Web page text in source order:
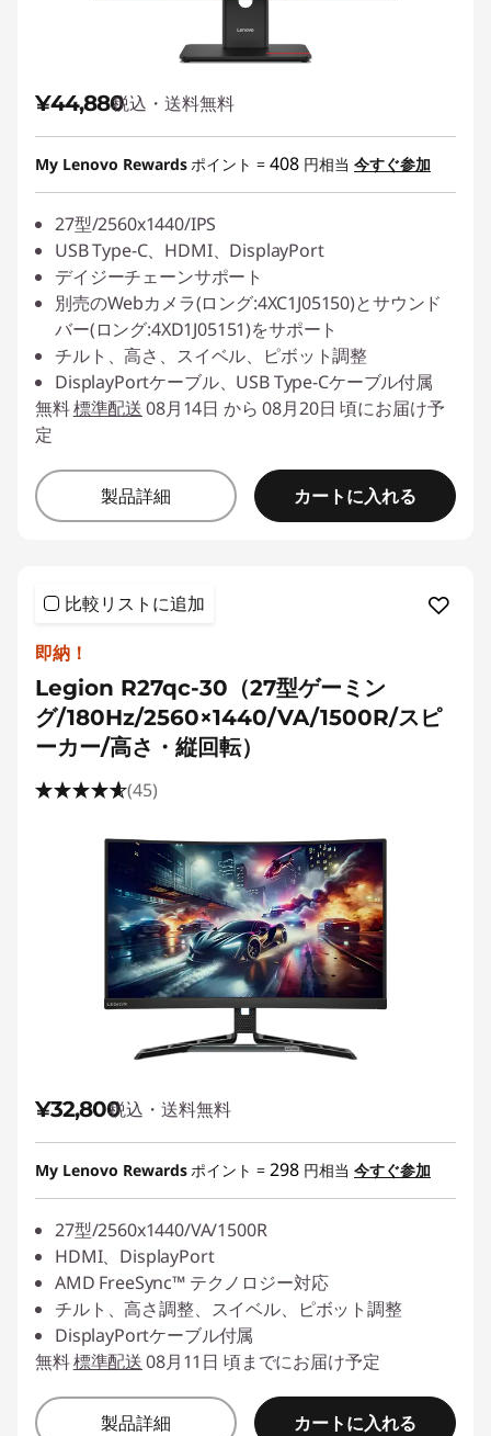
¥44,880税込・送料無料
My Lenovo Rewardsポイント = 408 円相当 今すぐ参加
27型/2560x1440/IPS
USB Type-C、HDMI、DisplayPort
デイジーチェーンサポート
別売のWebカメラ(ロング:4XC1J05150)とサウンド
バー(ロング:4XD1J05151)をサポート
チルト、高さ、スイベル、ピボット調整
DisplayPortケーブル、USB Type-Cケーブル付属
無料標準配送08月14日 から 08月20日 頃にお届け予
定
製品詳細 カートに入れる
比較リストに追加
即納！
Legion R27qc-30（27型ゲーミン
グ/180Hz/2560×1440/VA/1500R/スピ
ーカー/高さ・縦回転）
(45)
¥32,800税込・送料無料
My Lenovo Rewardsポイント = 298 円相当 今すぐ参加
27型/2560x1440/VA/1500R
HDMI、DisplayPort
AMD FreeSync™ テクノロジー対応
チルト、高さ調整、スイベル、ピボット調整
DisplayPortケーブル付属
無料標準配送08月11日 頃までにお届け予定
製品詳細 カートに入れる